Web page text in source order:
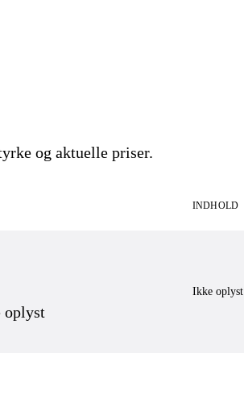
og aktuelle priser.
INDHOLD
oplyst
Ikke oplyst